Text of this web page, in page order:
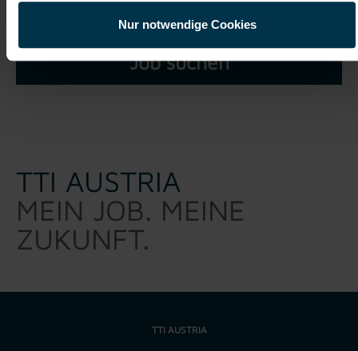
Nur notwendige Cookies
Job suchen
TTI AUSTRIA
MEIN JOB. MEINE
ZUKUNFT.
TTI AUSTRIA